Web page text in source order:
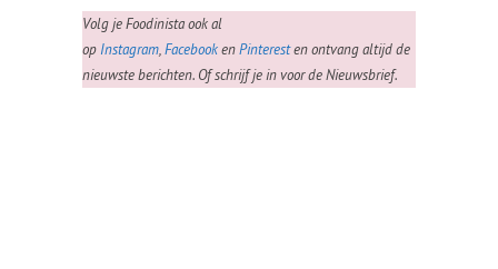
Volg je Foodinista ook al
op Instagram,FacebookenPinteresten ontvang altijd de
nieuwste berichten. Of schrijf je in voor de Nieuwsbrief.